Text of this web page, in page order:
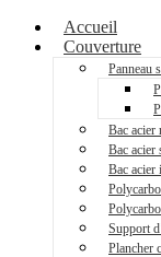
Accueil
Couverture
Panneau
Bac acier
Bac acier
Bac acier
Support
Plancher